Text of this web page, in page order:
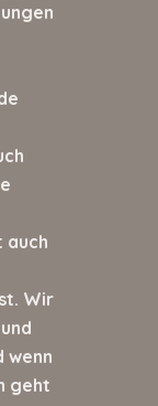
auch
Wir
wenn
geht